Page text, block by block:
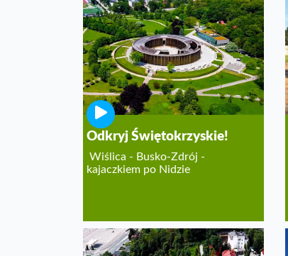
Odkryj Świętokrzyskie!
Wiślica - Busko-Zdrój -
kajaczkiem po Nidzie